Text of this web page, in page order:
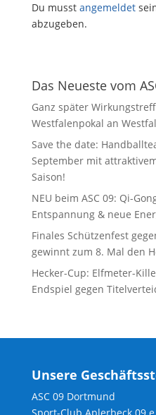
Du musst angemeldet
abzugeben.
Das Neueste vom
Ganz später
Westfalenpokal an
Save the date:
September mit
Saison!
NEU beim ASC 09: Qi-
Entspannung & neue
Finales Schützenfest
gewinnt zum 8. Mal den
Hecker-Cup: Elfmeter-
Endspiel gegen
Unsere
ASC 09 Dortmund